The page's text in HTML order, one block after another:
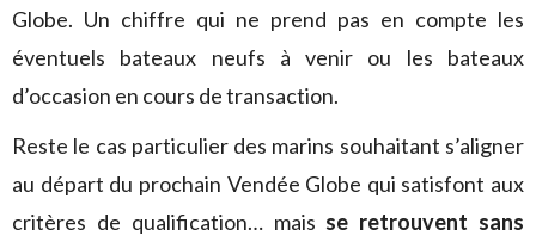
Globe. Un chiffre qui ne prend pas en compte les
éventuels bateaux neufs à venir ou les bateaux
d’occasion en cours de transaction.
Reste le cas particulier des marins souhaitant s’aligner
au départ du prochain Vendée Globe qui satisfont aux
critères de qualification… mais se retrouvent sans